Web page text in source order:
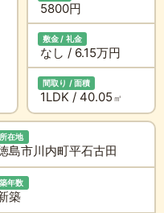
5800円
敷金 / 礼金
なし / 6.15万円
間取り / 面積
1LDK / 40.05 ㎡
所在地
島市川内町平石古田
築年数
築